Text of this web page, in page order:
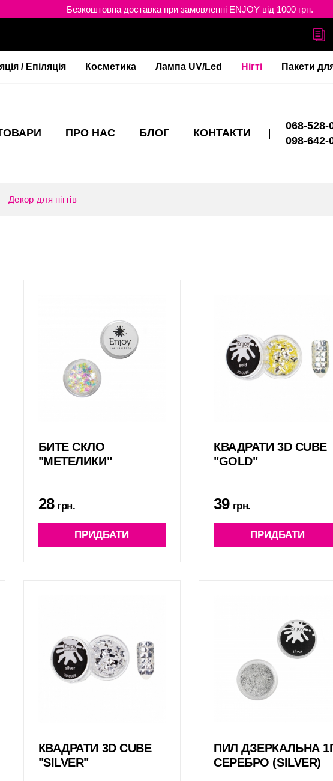
Безкоштовна доставка при замовленні ENJOY від 1000 грн.
/ Епіляція Косметика Лампа UV/Led Нігті Пакети
ПРО НАС БЛОГ КОНТАКТИ
068-528-
098-642-
Декор для нігтів
БИТЕ СКЛО
"МЕТЕЛИКИ"
28грн.
ПРИДБАТИ
КВАДРАТИ 3D CUBE
"GOLD"
39грн.
ПРИДБАТИ
КВАДРАТИ 3D CUBE
"SILVER"
ПИЛ ДЗЕРКАЛЬНА
СЕРЕБРО (SILVER)